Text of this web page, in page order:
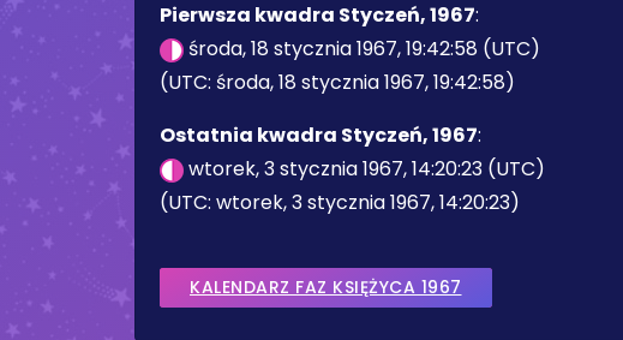
Pierwsza kwadra Styczeń, 1967:
środa, 18 stycznia 1967, 19:42:58 (UTC)
(UTC: środa, 18 stycznia 1967, 19:42:58)
Ostatnia kwadra Styczeń, 1967:
wtorek, 3 stycznia 1967, 14:20:23 (UTC)
(UTC: wtorek, 3 stycznia 1967, 14:20:23)
KALENDARZ FAZ KSIĘŻYCA 1967